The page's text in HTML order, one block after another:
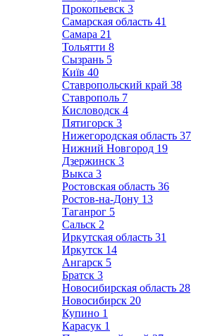
Прокопьевск 3
Самарская область 41
Самара 21
Тольятти 8
Сызрань 5
Київ 40
Ставропольский край 38
Ставрополь 7
Кисловодск 4
Пятигорск 3
Нижегородская область 37
Нижний Новгород 19
Дзержинск 3
Выкса 3
Ростовская область 36
Ростов-на-Дону 13
Таганрог 5
Сальск 2
Иркутская область 31
Иркутск 14
Ангарск 5
Братск 3
Новосибирская область 28
Новосибирск 20
Купино 1
Карасук 1